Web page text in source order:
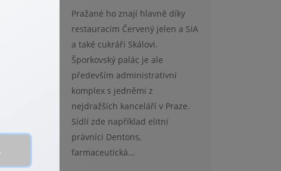
vám
začátku
Pražané ho znají hlavně díky
restauracím Červený jelen a SIA
a také cukráři Skálovi.
Šporkovský palác je ale
především administrativní
komplex s jedněmi z
nejdražších kanceláří v Praze.
Sídlí zde například elitní
právníci Dentons,
farmaceutická...